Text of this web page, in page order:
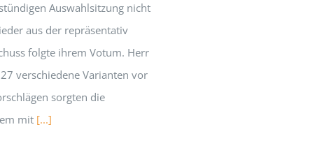
Auswahlsitzung nicht
aus der repräsentativ
folgte ihrem Votum. Herr
verschiedene Varianten vor
sorgten die
mit [...]